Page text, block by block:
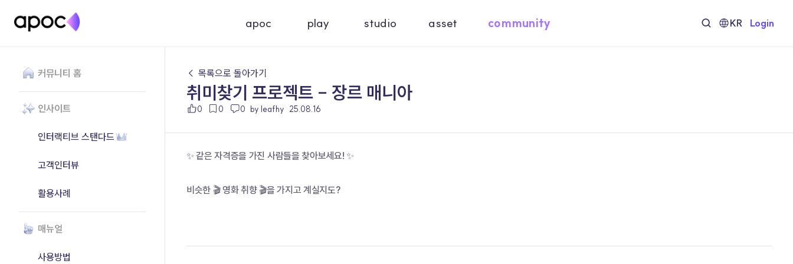
apoc play studio asset community KR Login
커뮤니티 홈
인사이트
인터랙티브 스탠다드
고객인터뷰
활용사례
매뉴얼
사용방법
← 목록으로 돌아가기
취미찾기 프로젝트 - 장르 매니아
0 0 0 by leafhy 25.08.16
✨ 같은 자격증을 가진 사람들을 찾아보세요! ✨
비슷한 🎬 영화 취향 🎬을 가지고 계실지도?